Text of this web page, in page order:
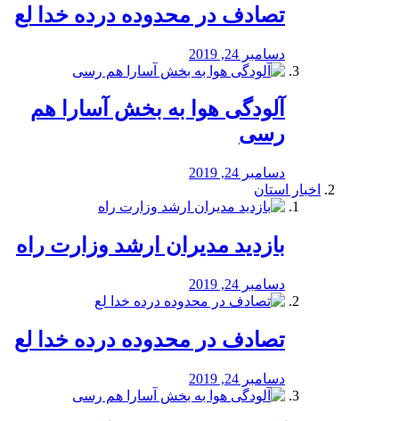
تصادف در محدوده درده خدا لع
دسامبر 24, 2019
آلودگی هوا به بخش آسارا هم
رسی
دسامبر 24, 2019
اخبار استان
بازدید مدیران ارشد وزارت راه
دسامبر 24, 2019
تصادف در محدوده درده خدا لع
دسامبر 24, 2019